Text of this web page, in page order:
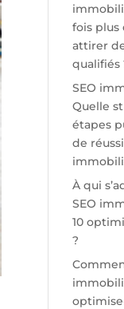
fois plus
attirer
qualifiés
SEO
Quelle
étapes
de
À qui
SEO
10
?